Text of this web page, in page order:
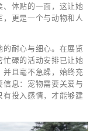
、体贴的一面，这让她
更是一个与动物和人
耐心与细心。在展览
忙碌的活动安排已让她
并且毫不急躁，始终充
息：宠物需要关爱与
有投入感情，才能够建